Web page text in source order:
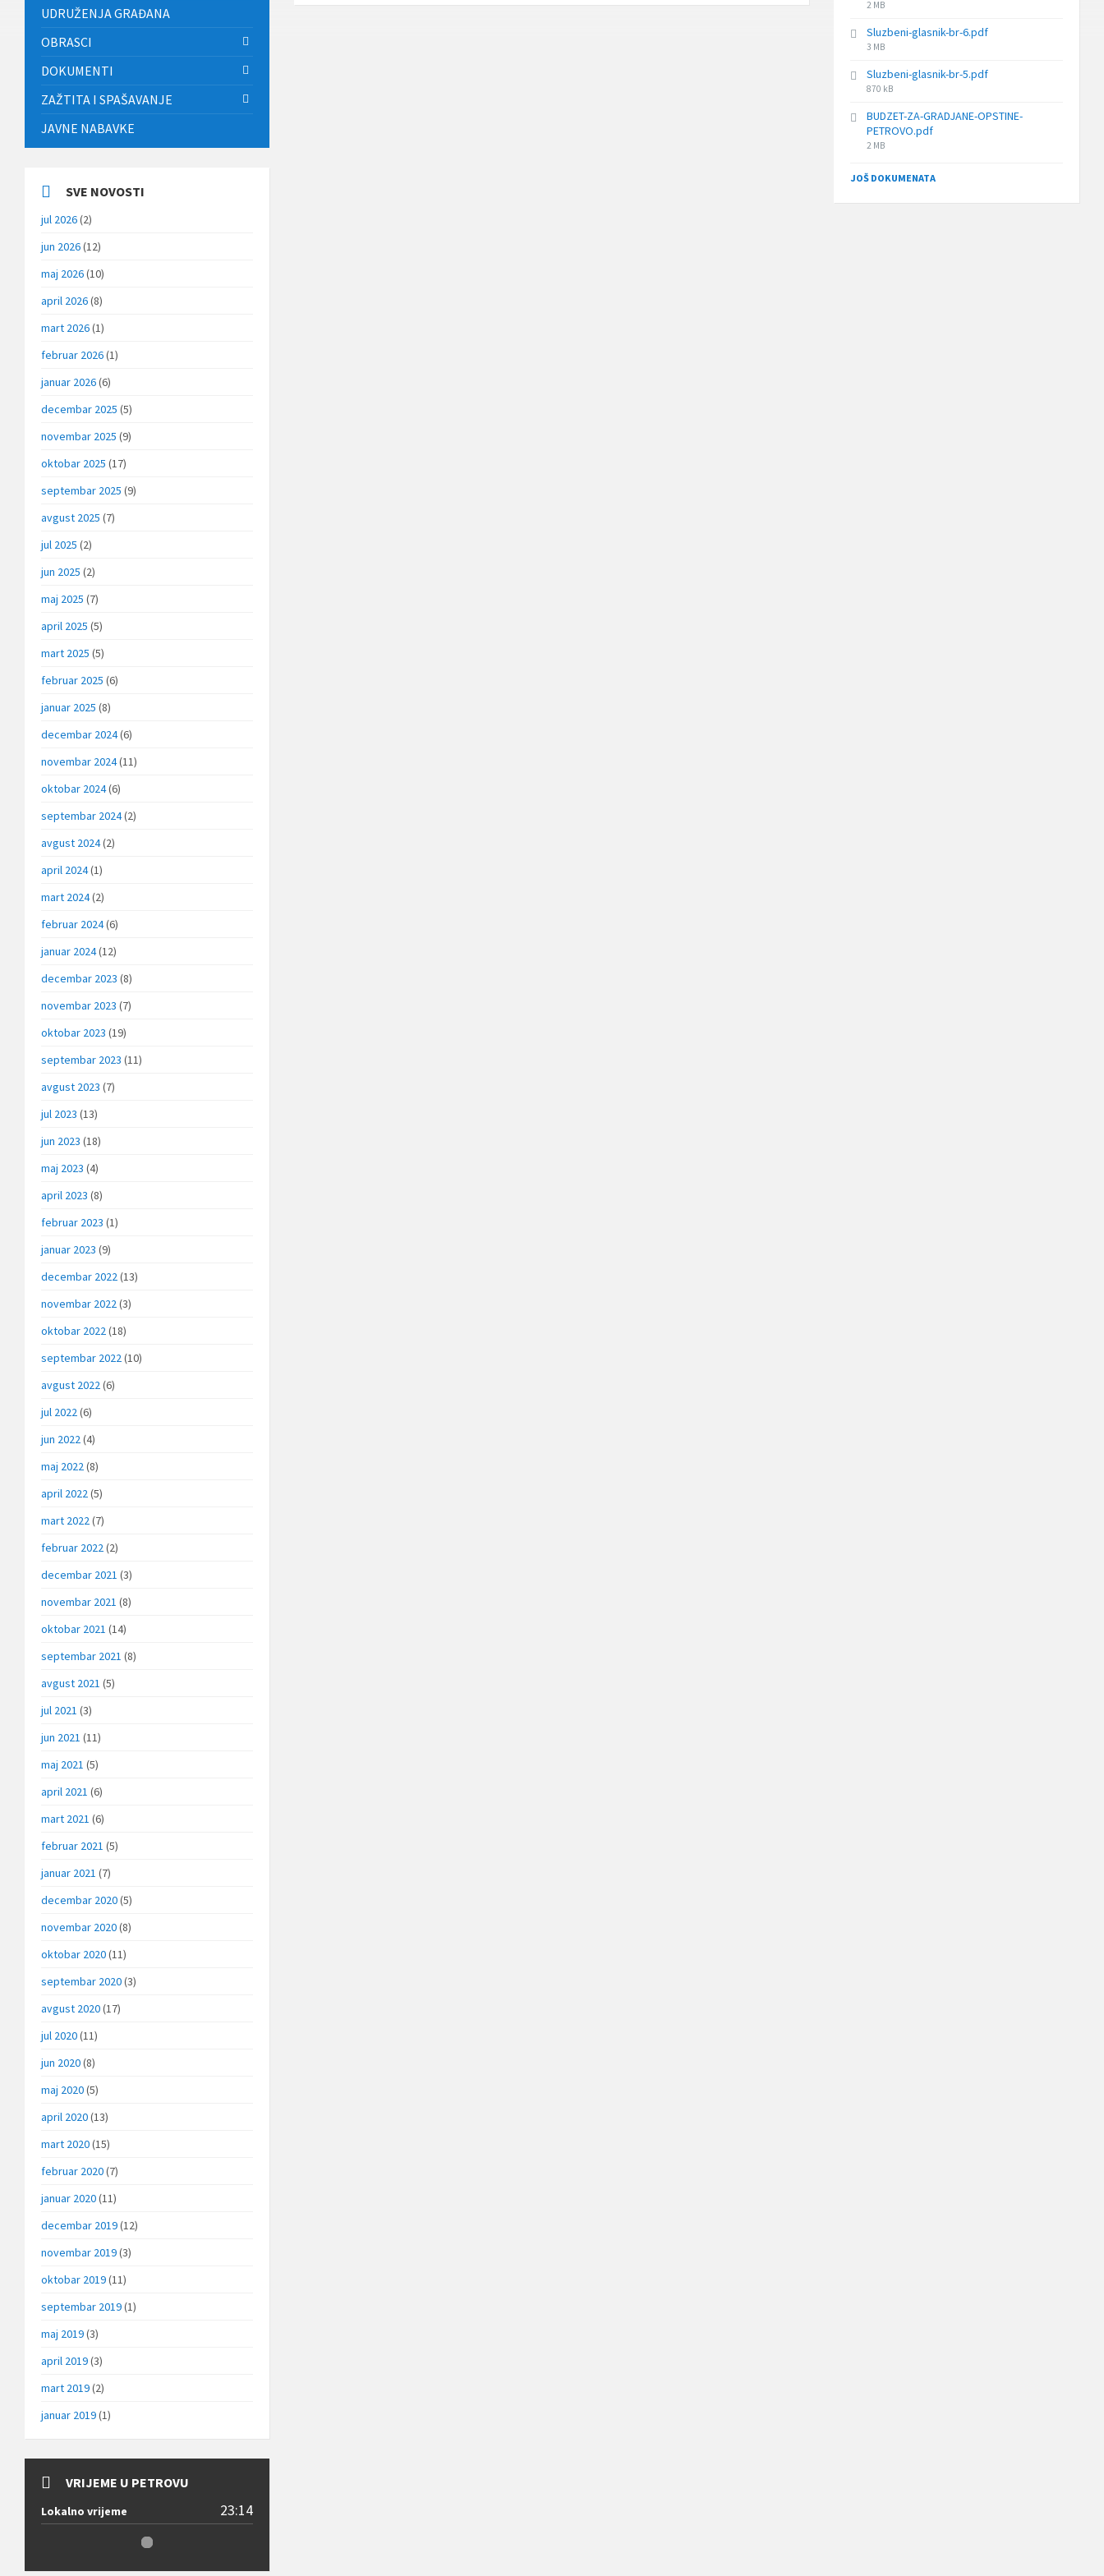
UDRUŽENJA GRAĐANA
OBRASCI
DOKUMENTI
ZAŽTITA I SPAŠAVANJE
JAVNE NABAVKE
SVE NOVOSTI
jul 2026(2)
jun 2026(12)
maj 2026(10)
april 2026(8)
mart 2026(1)
februar 2026(1)
januar 2026(6)
decembar 2025 (5)
novembar 2025 (9)
oktobar 2025 (17)
septembar 2025 (9)
avgust 2025 (7)
jul 2025 (2)
jun 2025 (2)
maj 2025 (7)
april 2025 (5)
mart 2025 (5)
februar 2025 (6)
januar 2025 (8)
decembar 2024(6)
novembar 2024(11)
oktobar 2024(6)
septembar 2024(2)
avgust 2024(2)
april 2024(1)
mart 2024(2)
februar 2024(6)
januar 2024(12)
decembar 2023 (8)
novembar 2023 (7)
oktobar 2023 (19)
septembar 2023 (11)
avgust 2023 (7)
jul 2023 (13)
jun 2023 (18)
maj 2023 (4)
april 2023 (8)
februar 2023 (1)
januar 2023 (9)
decembar 2022(13)
novembar 2022(3)
oktobar 2022(18)
septembar 2022(10)
avgust 2022(6)
jul 2022(6)
jun 2022(4)
maj 2022(8)
april 2022(5)
mart 2022(7)
februar 2022(2)
decembar 2021 (3)
novembar 2021 (8)
oktobar 2021 (14)
septembar 2021 (8)
avgust 2021 (5)
jul 2021 (3)
jun 2021 (11)
maj 2021 (5)
april 2021 (6)
mart 2021 (6)
februar 2021 (5)
januar 2021 (7)
decembar 2020(5)
novembar 2020(8)
oktobar 2020(11)
septembar 2020(3)
avgust 2020(17)
jul 2020(11)
jun 2020(8)
maj 2020(5)
april 2020(13)
mart 2020(15)
februar 2020(7)
januar 2020(11)
decembar 2019(12)
novembar 2019(3)
oktobar 2019(11)
septembar 2019(1)
maj 2019(3)
april 2019(3)
mart 2019(2)
januar 2019(1)
VRIJEME U PETROVU
Lokalno vrijeme 23:14
File
2 MB
Sluzbeni-glasnik-br-6.pdf
File
3 MB
Sluzbeni-glasnik-br-5.pdf
File
870 kB
BUDZET-ZA-GRADJANE-OPSTINE-
PETROVO.pdf
File
2 MB
JOŠ DOKUMENATA